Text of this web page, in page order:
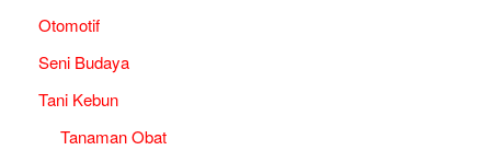
Otomotif
Seni Budaya
Tani Kebun
Tanaman Obat